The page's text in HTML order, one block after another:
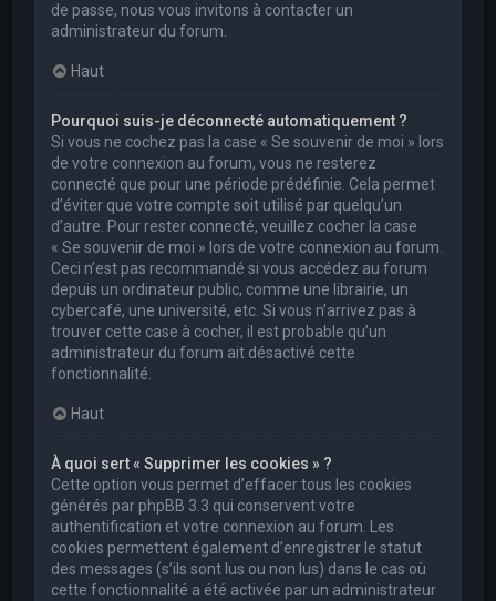
de passe, nous vous invitons à contacter un
administrateur du forum.
Haut
Pourquoi suis-je déconnecté automatiquement ?
Si vous ne cochez pas la case « Se souvenir de moi » lors
de votre connexion au forum, vous ne resterez
connecté que pour une période prédéfinie. Cela permet
d’éviter que votre compte soit utilisé par quelqu’un
d’autre. Pour rester connecté, veuillez cocher la case
« Se souvenir de moi » lors de votre connexion au forum.
Ceci n’est pas recommandé si vous accédez au forum
depuis un ordinateur public, comme une librairie, un
cybercafé, une université, etc. Si vous n’arrivez pas à
trouver cette case à cocher, il est probable qu’un
administrateur du forum ait désactivé cette
fonctionnalité.
Haut
À quoi sert « Supprimer les cookies » ?
Cette option vous permet d’effacer tous les cookies
générés par phpBB 3.3 qui conservent votre
authentification et votre connexion au forum. Les
cookies permettent également d’enregistrer le statut
des messages (s’ils sont lus ou non lus) dans le cas où
cette fonctionnalité a été activée par un administrateur